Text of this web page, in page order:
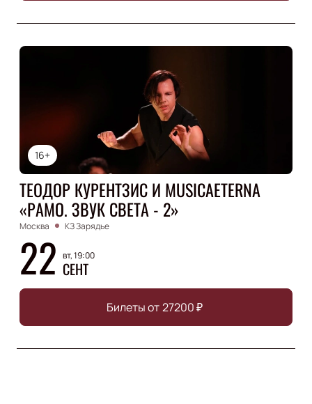
16+
ТЕОДОР КУРЕНТЗИС И MUSICAETERNA
«РАМО. ЗВУК СВЕТА - 2»
Москва КЗ Зарядье
22 вт, 19:00
СЕНТ
Билеты от27200₽